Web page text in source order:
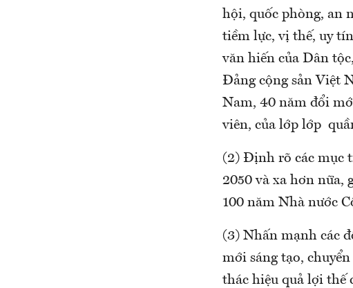
hội, quốc phòng, an
tiềm lực, vị thế, uy
văn hiến của Dân
Đảng cộng sản Việt
Nam, 40 năm đổi
viên, của lớp lớp
(2) Định rõ các mục
2050 và xa hơn nữa,
100 năm Nhà nước
(3) Nhấn mạnh các
mới sáng tạo,
thác hiệu quả lợi thế